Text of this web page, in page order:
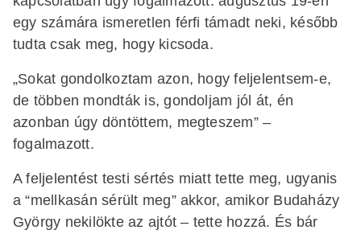
egy számára ismeretlen férfi támadt neki, később
tudta csak meg, hogy kicsoda.
„Sokat gondolkoztam azon, hogy feljelentsem-e,
de többen mondták is, gondoljam jól át, én
azonban úgy döntöttem, megteszem” –
fogalmazott.
A feljelentést testi sértés miatt tette meg, ugyanis
a “mellkasán sérült meg” akkor, amikor Budaházy
György nekilökte az ajtót – tette hozzá. És bár